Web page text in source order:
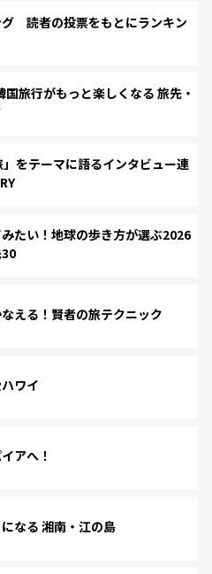
読者の投票をもとにランキン
旅行がもっと楽しくなる 旅先・
をテーマに語るインタビュー連
たい！地球の歩き方が選ぶ2026
える！賢者の旅テクニック
ワイ
アへ！
なる 湘南・江の島